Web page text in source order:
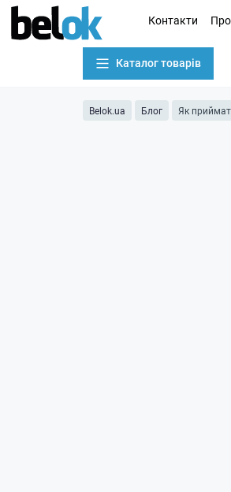
Контакти
Каталог товарів
Belok.ua Блог Як